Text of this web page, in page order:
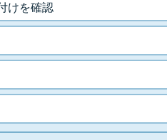
けを確認